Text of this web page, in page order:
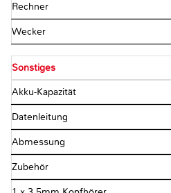
Rechner
Wecker
Sonstiges
Akku-Kapazität
Datenleitung
Abmessung
Zubehör